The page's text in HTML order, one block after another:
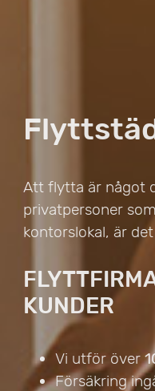
Att flytta är något
privatpersoner
kontorslokal, är
KUNDER
Vi utför över
Försäkring